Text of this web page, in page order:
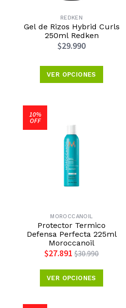
REDKEN
Gel de Rizos Hybrid Curls
250ml Redken
$29.990
VER OPCIONES
10%
OFF
MOROCCANOIL
Protector Termico
Defensa Perfecta 225ml
Moroccanoil
$27.891 $30.990
VER OPCIONES